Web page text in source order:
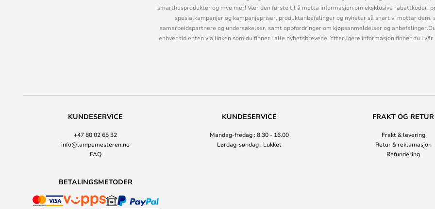
smarthusprodukter og mye mer! Vær den første til å motta informasjon om eksklusive rabattkoder,
spesialkampanjer og kampanjepriser, produktanbefalinger og nyheter så snart vi mottar dem,
samarbeidspartnere og undersøkelser, samt oppfordringer om kjøpsanmeldelser og
enhver tid enten via linken som du finner i alle nyhetsbrevene. Ytterligere informasjon finner du i vår
KUNDESERVICE
+47 80 02 65 32
info@lampemesteren.no
FAQ
KUNDESERVICE
Mandag-fredag : 8.30 - 16.00
Lørdag-søndag : Lukket
FRAKT OG RETUR
Frakt & levering
Retur & reklamasjon
Refundering
BETALINGSMETODER